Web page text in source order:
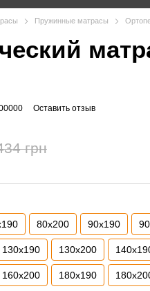
Пружинные матрасы
Оставить отзыв
грн
80х200 90х190
130х190 130х200
160х200 180х190